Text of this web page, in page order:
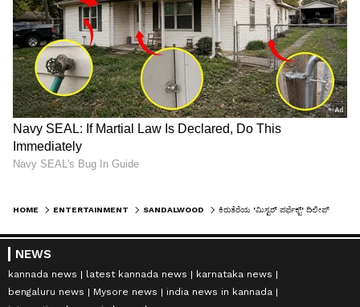
HOME ENTERTAINMENT SANDALWOOD
NEWS
kannada news latest kannada news
karnataka news
bengaluru news
Mysore news
india news in kannada